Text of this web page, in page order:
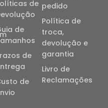
de
de
de
de
pedido
Política de
troca,
devolução e
garantia
Livro de
Reclamações